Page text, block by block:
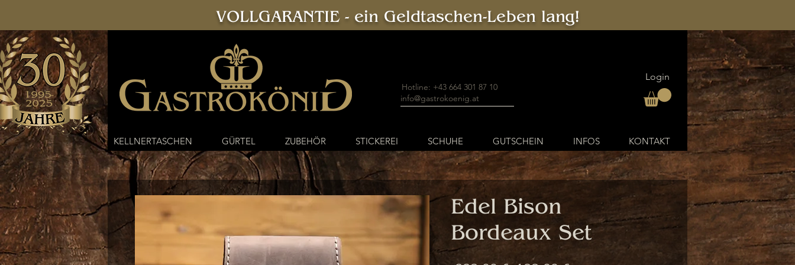
VOLLGARANTIE - ein Geldtaschen-Leben lang!
Login
Hotline: +43 664 301 87 10
info@gastrokoenig.at
KELLNERTASCHEN GÜRTEL ZUBEHÖR STICKEREI SCHUHE GUTSCHEIN INFOS KONTAKT
Edel Bison
Bordeaux Set